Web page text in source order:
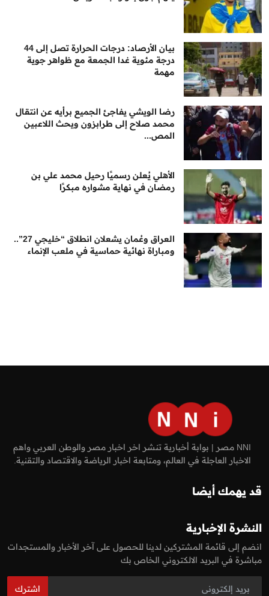
بيان الأرصاد: درجات الحرارة تصل إلى 44
درجة مئوية غدا الجمعة مع ظواهر جوية
مهمة
رضا الويشي يفاجئ الجميع برأيه عن انتقال
محمد صلاح إلى طرابزون ويحث اللاعبين
المص...
الأهلي يُعلن رسميًا رحيل محمد علي بن
رمضان في نهاية مشواره مبكرًا
العراق وعُمان يشعلان انطلاق “خليجي 27”..
ومباراة نهائية حماسية في ملعب الإنماء
NNI مصر | بوابة أخبارية تنشر اخر اخبار مصر والوطن العربي واهم
الاخبار العاجلة في العالم، ومتابعة اخبار الرياضة والاقتصاد والتقنية.
قد يهمك أيضا
النشرة الإخبارية
انضم إلى قائمة المشتركين لدينا للحصول على آخر الأخبار والمستجدات
مباشرة في البريد الالكتروني الخاص بك
اشترك